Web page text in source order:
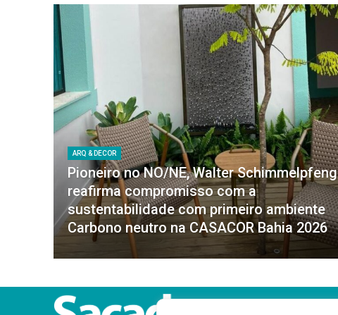
ARQ & DECOR
Pioneiro no NO/NE, Walter Schimmelpfeng
reafirma compromisso com a
sustentabilidade com primeiro ambiente
Carbono neutro na CASACOR Bahia 2026